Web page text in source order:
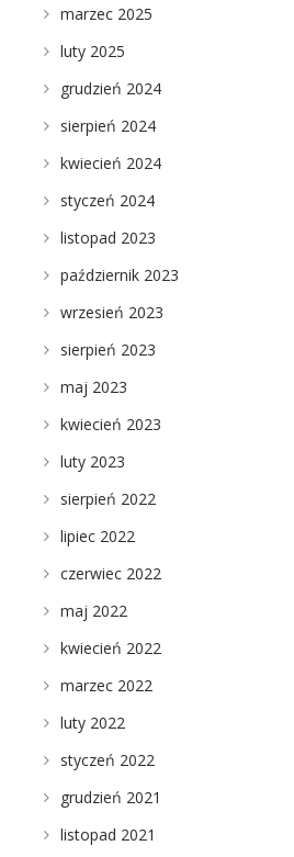
marzec 2025
luty 2025
grudzień 2024
sierpień 2024
kwiecień 2024
styczeń 2024
listopad 2023
październik 2023
wrzesień 2023
sierpień 2023
maj 2023
kwiecień 2023
luty 2023
sierpień 2022
lipiec 2022
czerwiec 2022
maj 2022
kwiecień 2022
marzec 2022
luty 2022
styczeń 2022
grudzień 2021
listopad 2021